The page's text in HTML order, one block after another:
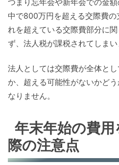
つまり忘年会や新年会での金
中で800万円を超える交際費
れを超えている交際費部分に
ず、法人税が課税されてしまい
法人としては交際費が全体と
か、超える可能性がないかど
なりません。
年末年始の費
際の注意点